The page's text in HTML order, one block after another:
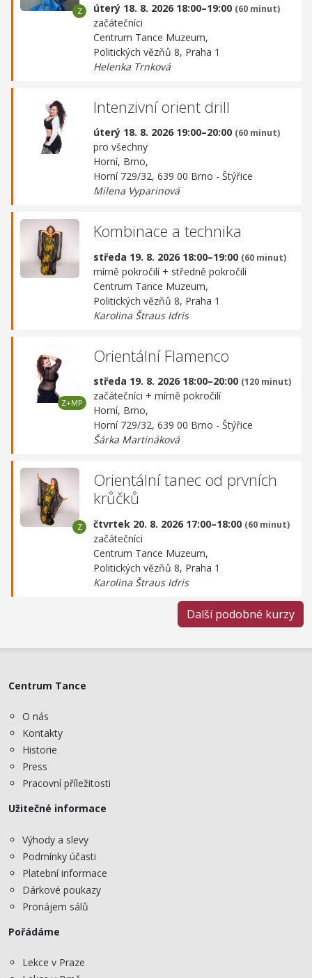
úterý 18. 8. 2026 18:00–19:00 (60 minut)
začátečníci
Centrum Tance Muzeum,
Politických vězňů 8, Praha 1
Helenka Trnková
Intenzivní orient drill
úterý 18. 8. 2026 19:00–20:00 (60 minut)
pro všechny
Horní, Brno,
Horní 729/32, 639 00 Brno - Štýřice
Milena Vyparinová
Kombinace a technika
středa 19. 8. 2026 18:00–19:00 (60 minut)
mírně pokročilí + středně pokročilí
Centrum Tance Muzeum,
Politických vězňů 8, Praha 1
Karolina Štraus Idris
Orientální Flamenco
středa 19. 8. 2026 18:00–20:00 (120 minut)
začátečníci + mírně pokročilí
Horní, Brno,
Horní 729/32, 639 00 Brno - Štýřice
Šárka Martináková
Orientální tanec od prvních
krůčků
čtvrtek 20. 8. 2026 17:00–18:00 (60 minut)
začátečníci
Centrum Tance Muzeum,
Politických vězňů 8, Praha 1
Karolina Štraus Idris
Další podobné kurzy
Centrum Tance
O nás
Kontakty
Historie
Press
Pracovní příležitosti
Užitečné informace
Výhody a slevy
Podmínky účasti
Platební informace
Dárkové poukazy
Pronájem sálů
Pořádáme
Lekce v Praze